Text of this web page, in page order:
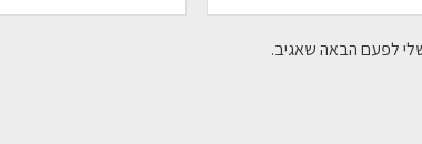
לפעם הבאה שאגיב.